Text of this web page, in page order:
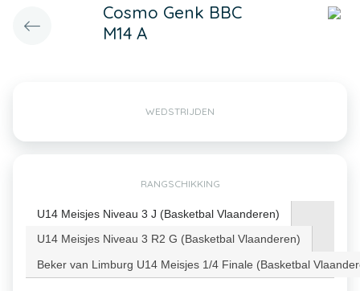
Cosmo Genk BBC
M14 A
WEDSTRIJDEN
RANGSCHIKKING
U14 Meisjes Niveau 3 J (Basketbal Vlaanderen)
U14 Meisjes Niveau 3 R2 G (Basketbal Vlaanderen)
Beker van Limburg U14 Meisjes 1/4 Finale (Basketbal